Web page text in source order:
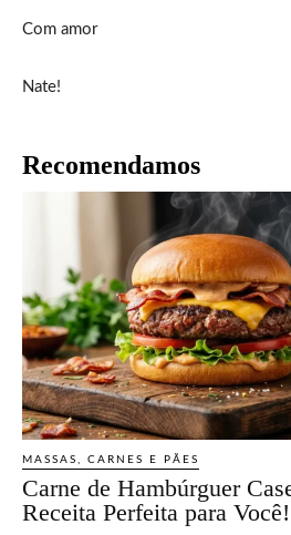
Com amor
Nate!
Recomendamos
MASSAS, CARNES E PÃES
Carne de Hambúrguer
Receita Perfeita para Você!